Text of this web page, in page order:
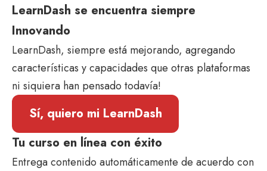
LearnDash se encuentra siempre
Innovando
LearnDash, siempre está mejorando, agregando
características y capacidades que otras plataformas
ni siquiera han pensado todavía!
Sí, quiero mi LearnDash
Tu curso en línea con éxito
Entrega contenido automáticamente de acuerdo con